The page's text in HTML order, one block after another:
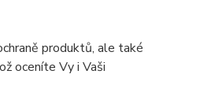
produktů, ale také
oceníte Vy i Vaši